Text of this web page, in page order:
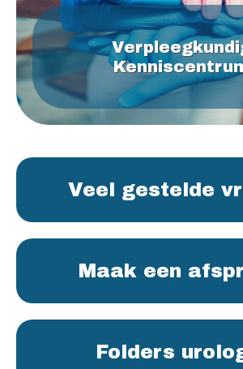
Veel gestelde
Maak een
Folders